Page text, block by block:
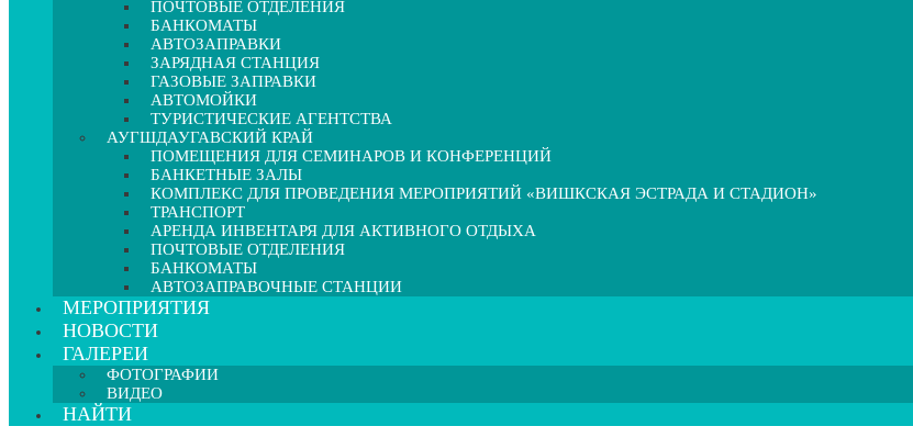
ПОЧТОВЫЕ ОТДЕЛЕНИЯ
БАНКОМАТЫ
АВТОЗАПРАВКИ
ЗАРЯДНАЯ СТАНЦИЯ
ГАЗОВЫЕ ЗАПРАВКИ
АВТОМОЙКИ
ТУРИСТИЧЕСКИЕ АГЕНТСТВА
АУГШДАУГАВСКИЙ КРАЙ
ПОМЕЩЕНИЯ ДЛЯ СЕМИНАРОВ И КОНФЕРЕНЦИЙ
БАНКЕТНЫЕ ЗАЛЫ
КОМПЛЕКС ДЛЯ ПРОВЕДЕНИЯ МЕРОПРИЯТИЙ «ВИШКСКАЯ ЭСТРАДА И СТАДИОН»
ТРАНСПОРТ
АРЕНДА ИНВЕНТАРЯ ДЛЯ АКТИВНОГО ОТДЫХА
ПОЧТОВЫЕ ОТДЕЛЕНИЯ
БАНКОМАТЫ
АВТОЗАПРАВОЧНЫЕ СТАНЦИИ
МЕРОПРИЯТИЯ
НОВОСТИ
ГАЛЕРЕИ
ФОТОГРАФИИ
ВИДЕО
НАЙТИ